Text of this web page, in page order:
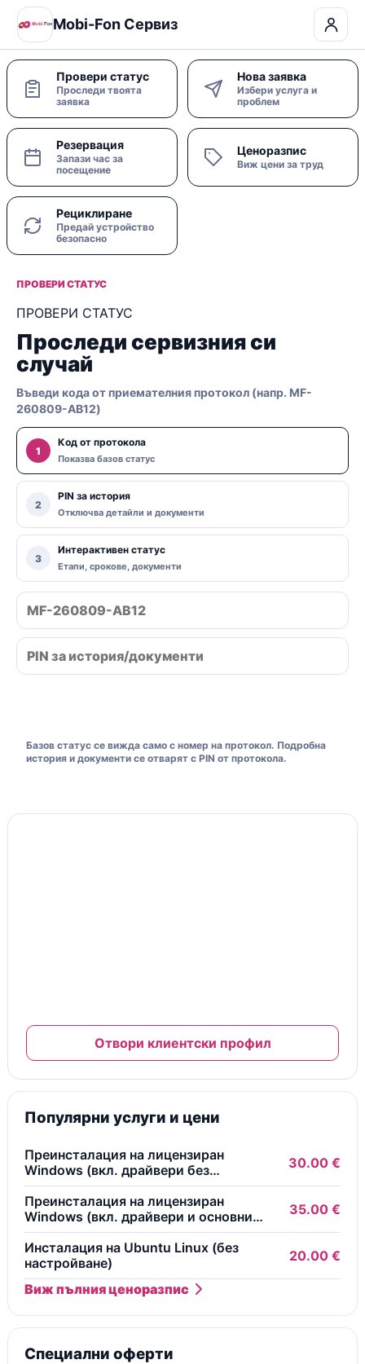
Mobi-Fon Сервиз
Провери статус
Проследи твоята
заявка
Нова заявка
Избери услуга и
проблем
Резервация
Запази час за
посещение
Ценоразпис
Виж цени за труд
Рециклиране
Предай устройство
безопасно
ПРОВЕРИ СТАТУС
ПРОВЕРИ СТАТУС
Проследи сервизния си
случай
Въведи кода от приемателния протокол (напр. MF-
260809-AB12)
1
Код от протокола
Показва базов статус
2
PIN за история
Отключва детайли и документи
3
Интерактивен статус
Етапи, срокове, документи
Базов статус се вижда само с номер на протокол. Подробна
история и документи се отварят с PIN от протокола.
Отвори клиентски профил
Популярни услуги и цени
Преинсталация на лицензиран
Windows (вкл. драйвери без
безплатни програми)
30.00 €
Преинсталация на лицензиран
Windows (вкл. драйвери и основни
безплатни програми)
35.00 €
Инсталация на Ubuntu Linux (без
настройване)
20.00 €
Виж пълния ценоразпис
Специални оферти